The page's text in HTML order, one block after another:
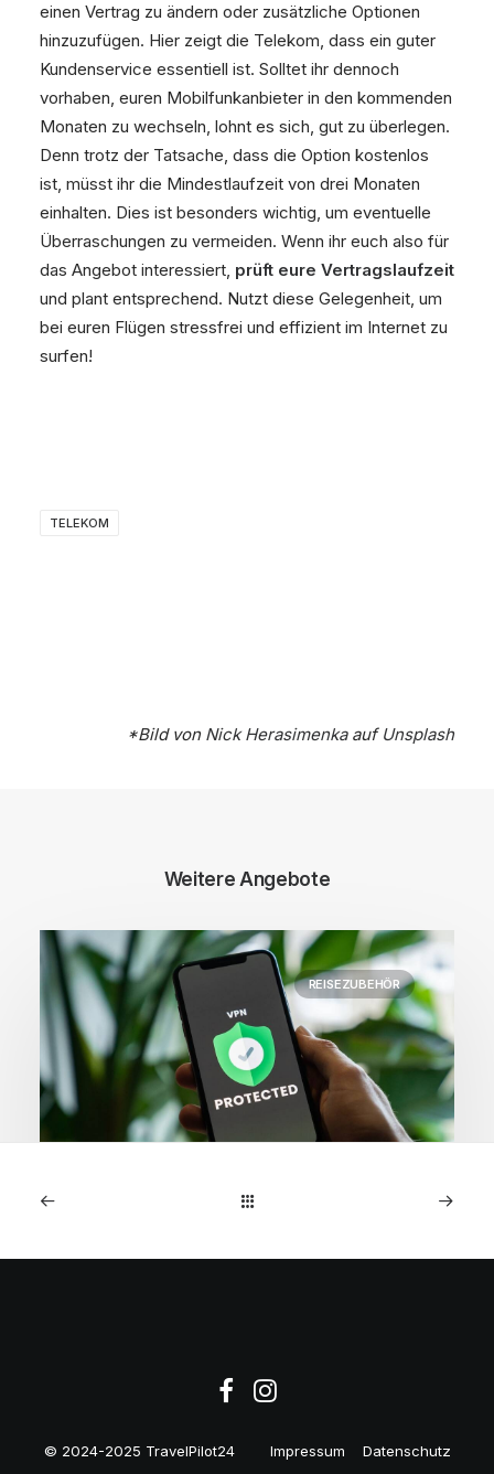
einen Vertrag zu ändern oder zusätzliche Optionen
hinzuzufügen. Hier zeigt die Telekom, dass ein guter
Kundenservice essentiell ist. Solltet ihr dennoch
vorhaben, euren Mobilfunkanbieter in den kommenden
Monaten zu wechseln, lohnt es sich, gut zu überlegen.
Denn trotz der Tatsache, dass die Option kostenlos
ist, müsst ihr die Mindestlaufzeit von drei Monaten
einhalten. Dies ist besonders wichtig, um eventuelle
Überraschungen zu vermeiden. Wenn ihr euch also für
das Angebot interessiert, prüft eure Vertragslaufzeit
und plant entsprechend. Nutzt diese Gelegenheit, um
bei euren Flügen stressfrei und effizient im Internet zu
surfen!
TELEKOM
*Bild von Nick Herasimenkaauf Unsplash
Weitere Angebote
REISEZUBEHÖR
27. Juni 2025
© 2024-2025 TravelPilot24 Impressum Datenschutz